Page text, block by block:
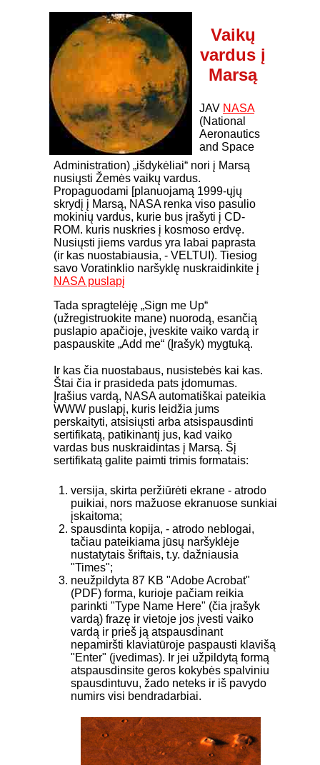
Vaikų
vardus į
Marsą
JAV NASA
(National
Aeronautics
and Space
Administration) „išdykėliai“ nori į Marsą
nusiųsti Žemės vaikų vardus.
Propaguodami [planuojamą 1999-ųjų
skrydį į Marsą, NASA renka viso pasulio
mokinių vardus, kurie bus įrašyti į CD-
ROM. kuris nuskries į kosmoso erdvę.
Nusiųsti jiems vardus yra labai paprasta
(ir kas nuostabiausia, - VELTUI). Tiesiog
savo Voratinklio naršyklę nuskraidinkite į
NASA puslapį
Tada spragtelėję „Sign me Up“
(užregistruokite mane) nuorodą, esančią
puslapio apačioje, įveskite vaiko vardą ir
paspauskite „Add me“ (Įrašyk) mygtuką.
Ir kas čia nuostabaus, nusistebės kai kas.
Štai čia ir prasideda pats įdomumas.
Įrašius vardą, NASA automatiškai pateikia
WWW puslapį, kuris leidžia jums
perskaityti, atsisiųsti arba atsispausdinti
sertifikatą, patikinantį jus, kad vaiko
vardas bus nuskraidintas į Marsą. Šį
sertifikatą galite paimti trimis formatais:
versija, skirta peržiūrėti ekrane - atrodo
puikiai, nors mažuose ekranuose sunkiai
įskaitoma;
spausdinta kopija, - atrodo neblogai,
tačiau pateikiama jūsų naršyklėje
nustatytais šriftais, t.y. dažniausia
"Times";
neužpildyta 87 KB "Adobe Acrobat"
(PDF) forma, kurioje pačiam reikia
parinkti "Type Name Here" (čia įrašyk
vardą) frazę ir vietoje jos įvesti vaiko
vardą ir prieš ją atspausdinant
nepamiršti klaviatūroje paspausti klavišą
"Enter" (įvedimas). Ir jei užpildytą formą
atspausdinsite geros kokybės spalviniu
spausdintuvu, žado neteks ir iš pavydo
numirs visi bendradarbiai.